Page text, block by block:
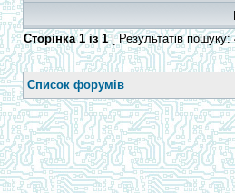
Сторінка1із 1[ Результатів пошуку:
Список форумів